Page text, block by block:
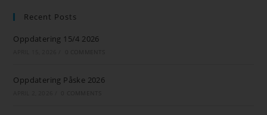
Recent Posts
Oppdatering 15/4 2026
Oppdatering Påske 2026